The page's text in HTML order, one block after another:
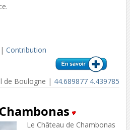
Contribution
de Boulogne | 44.689877 4.439785
Le Château de Chambonas